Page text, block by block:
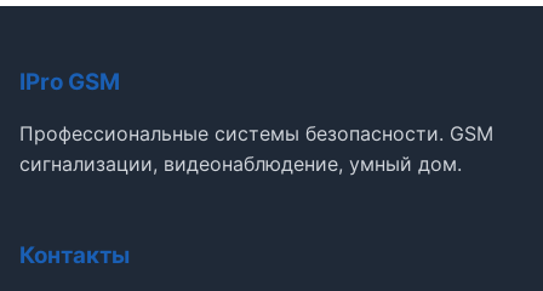
IPro GSM
Профессиональные системы безопасности. GSM
сигнализации, видеонаблюдение, умный дом.
Контакты